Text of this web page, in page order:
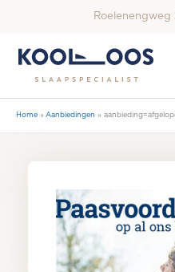
inhoud
Roelenengweg
Home Aanbiedingen